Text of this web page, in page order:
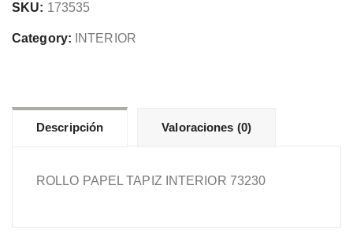
INTERIOR
73230
SKU: 173535
Category: INTERIOR
Descripción Valoraciones (0)
ROLLO PAPEL TAPIZ INTERIOR 73230